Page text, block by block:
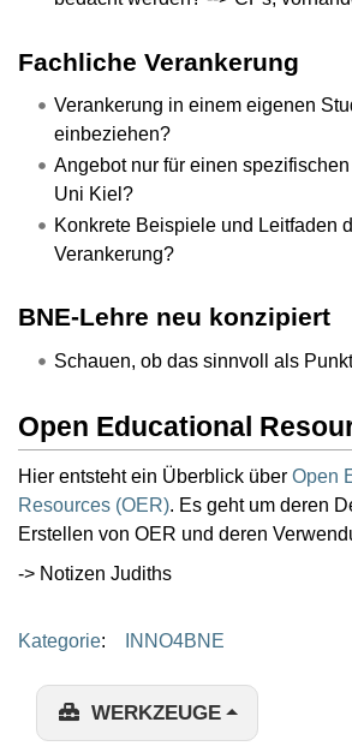
Fachliche Verankerung
Verankerung in einem eigenen
einbeziehen?
Angebot nur für einen
Uni Kiel?
Konkrete Beispiele und Leitfaden
Verankerung?
BNE-Lehre neu konzipiert
Schauen, ob das sinnvoll als
Open Educational
Hier entsteht ein Überblick über Open
Resources (OER). Es geht um deren
Erstellen von OER und deren
-> Notizen Judiths
Kategorie: INNO4BNE
WERKZEUGE